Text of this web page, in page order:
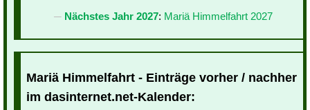
Nächstes Jahr 2027: Mariä Himmelfahrt 2027
Mariä Himmelfahrt - Einträge vorher / nachher
im dasinternet.net-Kalender: